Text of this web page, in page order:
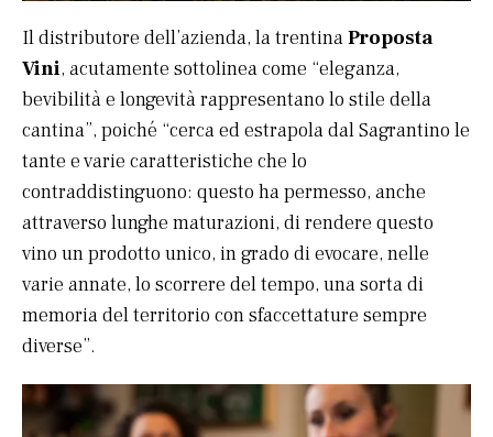
Il distributore dell’azienda, la trentinaProposta
Vini, acutamente sottolinea come “eleganza,
bevibilità e longevità rappresentano lo stile della
cantina”, poiché “cerca ed estrapola dal Sagrantino le
tante e varie caratteristiche che lo
contraddistinguono: questo ha permesso, anche
attraverso lunghe maturazioni, di rendere questo
vino un prodotto unico, in grado di evocare, nelle
varie annate, lo scorrere del tempo, una sorta di
memoria del territorio con sfaccettature sempre
diverse”.